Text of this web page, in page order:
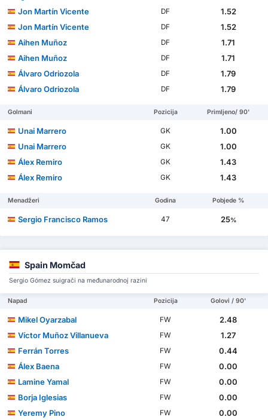
Jon Martín Vicente
DF
1.52
Jon Martín Vicente
DF
1.52
Aihen Muñoz
DF
1.71
Aihen Muñoz
DF
1.71
Álvaro Odriozola
DF
1.79
Álvaro Odriozola
DF 1.79
Golmani Pozicija Primljeno/ 90'
Unai Marrero GK
1.00
Unai Marrero
GK
1.00
Álex Remiro
GK
1.43
Álex Remiro
GK 1.43
Menadžeri Godina Pobjede %
Sergio Francisco Ramos 47 25%
Spain Momčad
Sergio Gómez suigrači na međunarodnoj razini
Napad Pozicija Golovi / 90'
Mikel Oyarzabal FW
2.48
Víctor Muñoz Villanueva
FW
1.27
Ferrán Torres
FW
0.44
Álex Baena
FW
0.00
Lamine Yamal
FW
0.00
Borja Iglesias
FW
0.00
Yeremy Pino
FW
0.00